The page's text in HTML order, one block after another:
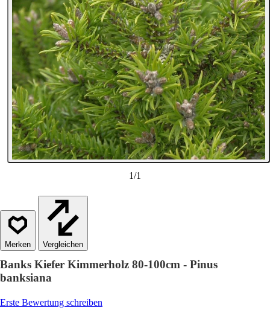
1/1
Vergleichen
Banks Kiefer Kimmerholz 80-100cm - Pinus
banksiana
Erste Bewertung schreiben